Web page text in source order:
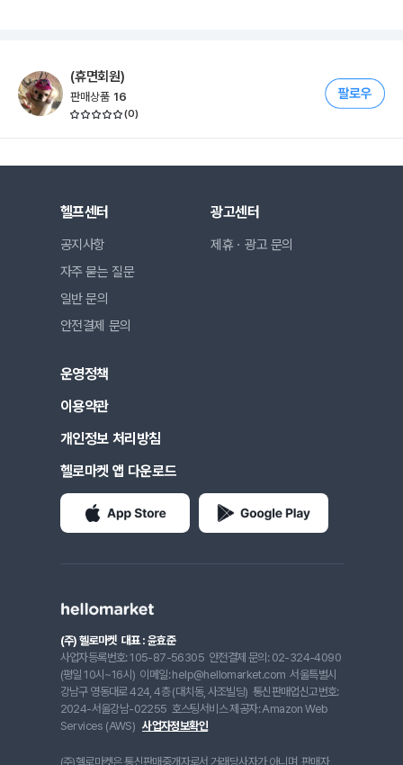
(휴면회원)
판매상품 16
(0)
헬프센터
공지사항
자주 묻는 질문
일반 문의
안전결제 문의
광고센터
제휴ㆍ광고 문의
운영정책
이용약관
개인정보 처리방침
헬로마켓 앱 다운로드
(주) 헬로마켓 대표 : 윤효준
사업자등록번호: 105-87-56305 안전결제 문의: 02-324-4090
(평일 10시~16시) 이메일: help@hellomarket.com 서울특별시
강남구 영동대로 424, 4층 (대치동, 사조빌딩) 통신판매업신고번호:
2024-서울강남-02255 호스팅서비스 제공자: Amazon Web
Services (AWS) 사업자정보확인
(주)헬로마켓은 통신판매중개자로서 거래당사자가 아니며, 판매자